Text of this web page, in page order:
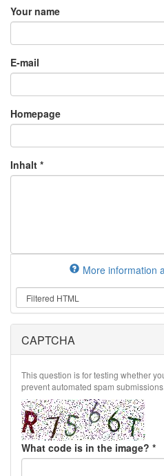
Your name
E-mail
Homepage
Inhalt *
More information
CAPTCHA
This question is for testing whether
prevent automated spam submissions.
What code is in the image? *